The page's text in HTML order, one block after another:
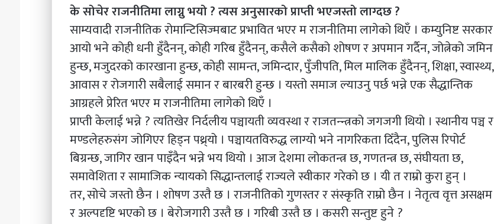
के सोचेर राजनीतिमा लाग्नु भयो ? त्यस अनुसारको प्राप्ती भएजस्तो लाग्दछ ?
साम्यवादी राजनीतिक रोमान्टिसिज्मबाट प्रभावित भएर म राजनीतिमा लागेको थिएँ । कम्युनिष्ट सरकार
आयो भने कोही धनी हुँदैनन्, कोही गरिब हुँदैनन्, कसैले कसैको शोषण र अपमान गर्दैन, जोत्नेको जमिन
हुन्छ, मजुदरको कारखाना हुन्छ, कोही सामन्त, जमिन्दार, पुँजीपति, मिल मालिक हुँदैनन्, शिक्षा, स्वास्थ्य,
आवास र रोजगारी सबैलाई समान र बारबरी हुन्छ । यस्तो समाज ल्याउनु पर्छ भन्ने एक सैद्धान्तिक
आग्रहले प्रेरित भएर म राजनीतिमा लागेको थिएँ ।
प्राप्ती केलाई भन्ने ? त्यतिखेर निर्दलीय पञ्चायती व्यवस्था र राजतन्न्त्रको जगजगी थियो । स्थानीय पञ्च र
मण्डलेहरुसंग जोगिएर हिड्न पथ्र्यो । पञ्चायतविरुद्ध लाग्यो भने नागरिकता दिँदैन, पुलिस रिपोर्ट
बिग्रन्छ, जागिर खान पाइँदैन भन्ने भय थियो । आज देशमा लोकतन्त्र छ, गणतन्त्र छ, संघीयता छ,
समावेशिता र सामाजिक न्यायको सिद्धान्तलाई राज्यले स्वीकार गरेको छ । यी त राम्रो कुरा हुन् ।
तर, सोचे जस्तो छैन । शोषण उस्तै छ । राजनीतिको गुणस्तर र संस्कृति राम्रो छैन । नेतृत्व वृत्त असक्षम
र अल्पदृष्टि भएको छ । बेरोजगारी उस्तै छ । गरिबी उस्तै छ । कसरी सन्तुष्ट हुने ?